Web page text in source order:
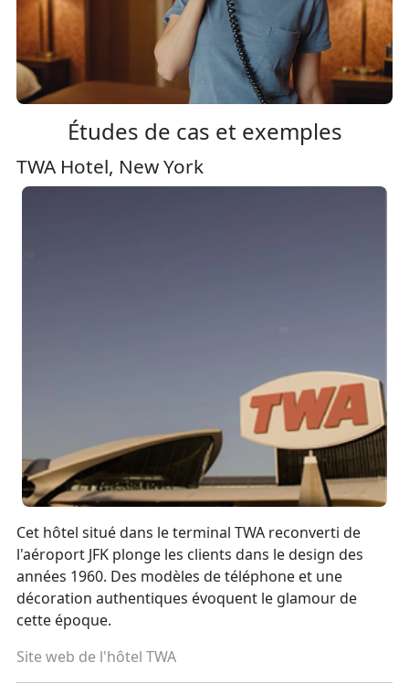
Études de cas et exemples
TWA Hotel, New York
Cet hôtel situé dans le terminal TWA reconverti de
l'aéroport JFK plonge les clients dans le design des
années 1960. Des modèles de téléphone et une
décoration authentiques évoquent le glamour de
cette époque.
Site web de l'hôtel TWA